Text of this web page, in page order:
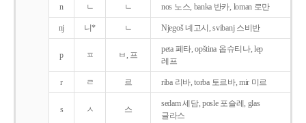
n ㄴ ㄴ nos 노스, banka 반카, loman 로만
nj 니* ㄴ Njegoš 녜고시, svibanj 스비반
p ㅍ ㅂ, 프
peta 페타, opština 옵슈티나, lep
레프
r ㄹ 르 riba 리바, torba 토르바, mir 미르
s ㅅ 스
sedam 세담, posle 포슬레, glas
글라스